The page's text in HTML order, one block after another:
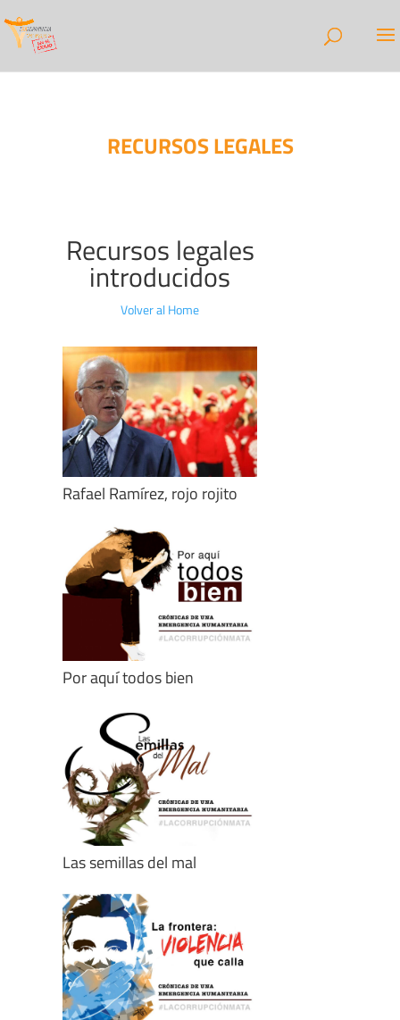
RECURSOS LEGALES
Recursos legales
introducidos
Volver al Home
Rafael Ramírez, rojo rojito
Por aquí todos bien
Las semillas del mal